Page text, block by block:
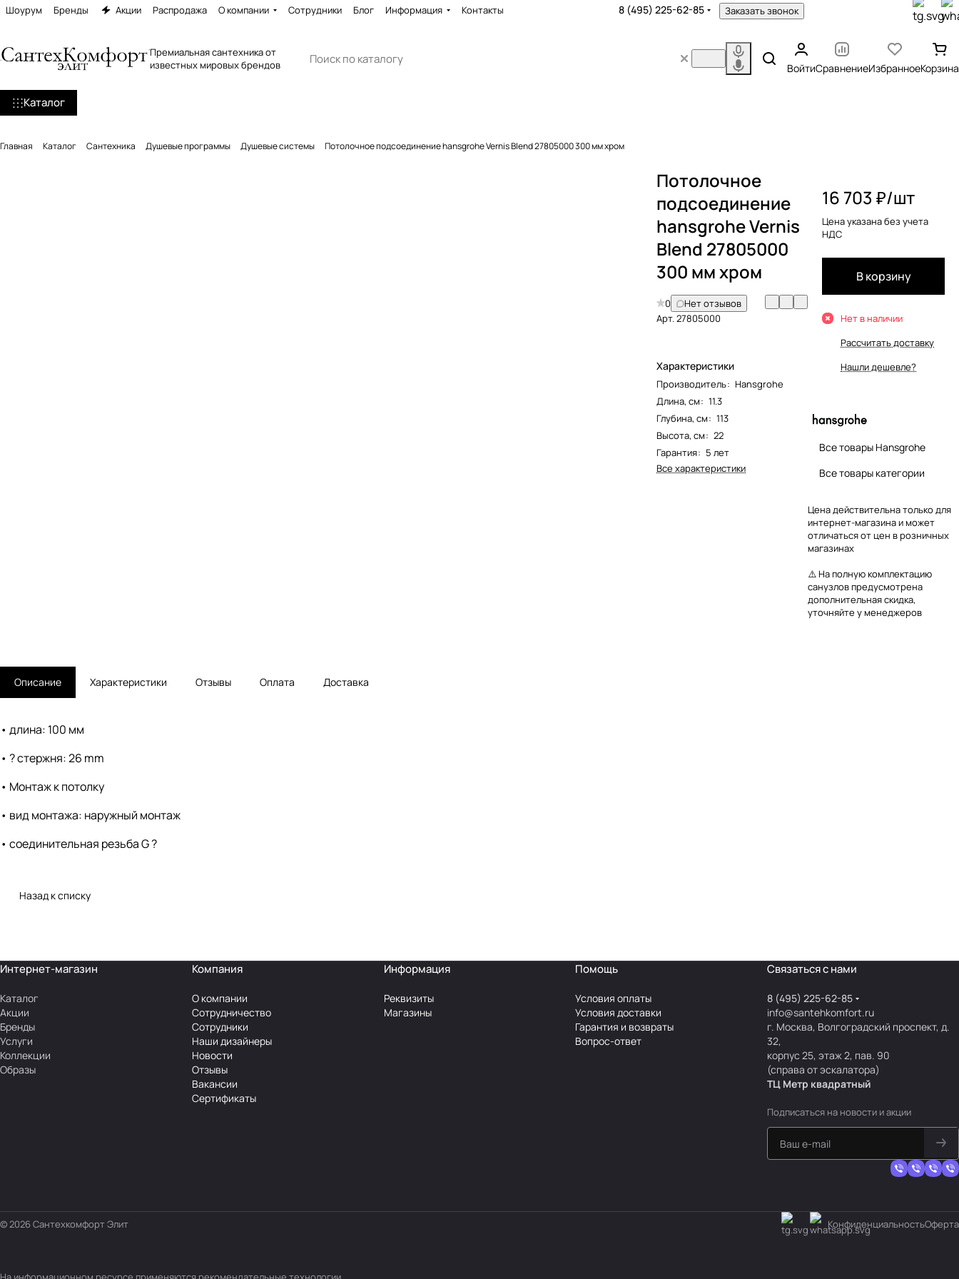
Шоурум Бренды Акции Распродажа О компании Сотрудники Блог Информация Контакты 8 (495) 225-62-85 Заказать звонок
Премиальная сантехника от
известных мировых брендов
ВойтиСравнениеИзбранноеКорзина
Каталог
Главная Каталог Сантехника Душевые программы Душевые системы Потолочное подсоединение hansgrohe Vernis Blend 27805000 300 мм хром
Потолочное
подсоединение
hansgrohe Vernis
Blend 27805000
300 мм хром
0
Нет отзывов
Арт.27805000
Характеристики
Производитель: Hansgrohe
Длина, см: 11.3
Глубина, см: 113
Высота, см: 22
Гарантия: 5 лет
Все характеристики
16 703 ₽/шт
Цена указана без учета
НДС
В корзину
Нет в наличии
Рассчитать доставку
Нашли дешевле?
Все товары Hansgrohe
Все товары категории
Цена действительна только для
интернет-магазина и может
отличаться от цен в розничных
магазинах
⚠️ На полную комплектацию
санузлов предусмотрена
дополнительная скидка,
уточняйте у менеджеров
Описание Характеристики Отзывы Оплата Доставка
• длина: 100 мм
• ? стержня: 26 mm
• Монтаж к потолку
• вид монтажа: наружный монтаж
• соединительная резьба G ?
Назад к списку
Интернет-магазин
Каталог
Акции
Бренды
Услуги
Коллекции
Образы
Компания
О компании
Сотрудничество
Сотрудники
Наши дизайнеры
Новости
Отзывы
Вакансии
Сертификаты
Информация
Реквизиты
Магазины
Помощь
Условия оплаты
Условия доставки
Гарантия и возвраты
Вопрос-ответ
Связаться с нами
8 (495) 225-62-85
info@santehkomfort.ru
г. Москва, Волгоградский проспект, д.
32,
корпус 25, этаж 2, пав. 90
(справа от эскалатора)
ТЦ Метр квадратный
Подписаться на новости и акции
© 2026 Сантехкомфорт Элит КонфиденциальностьОферта